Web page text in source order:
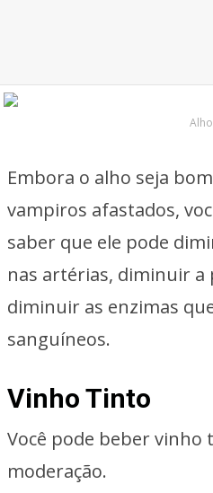
Alho
Embora o alho seja
vampiros afastados,
saber que ele pode
nas artérias, diminuir a
diminuir as enzimas
sanguíneos.
Vinho Tinto
Você pode beber vinho
moderação.